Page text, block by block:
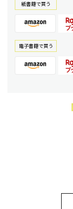
紙書籍で買う
電⼦書籍で買う